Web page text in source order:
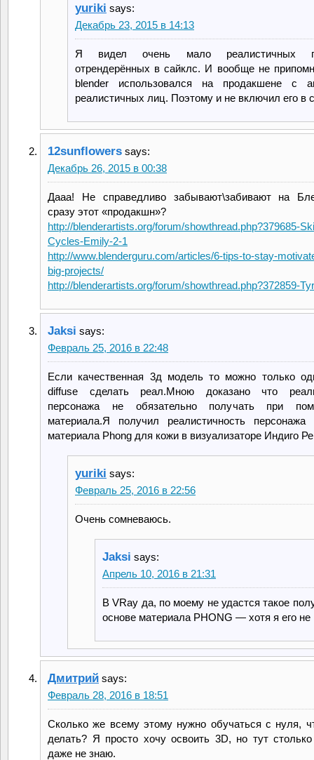
yuriki says:
Декабрь 23, 2015 в 14:13
Я видел очень мало реалистичных
отрендерённых в сайклс. И вообще не
blender использовался на продакшене с
реалистичных лиц. Поэтому и не включил его в
12sunflowers says:
Декабрь 26, 2015 в 00:38
Дааа! Не справедливо забывают\забивают на
сразу этот «продакшн»?
http://blenderartists.org/forum/showthread.php?379685-
Cycles-Emily-2-1
http://www.blenderguru.com/articles/6-tips-to-stay-
big-projects/
http://blenderartists.org/forum/showthread.php?372859-
Jaksi says:
Февраль 25, 2016 в 22:48
Если качественная 3д модель то можно только
diffuse сделать реал.Мною доказано что
персонажа не обязательно получать при
материала.Я получил реалистичность
материала Phong для кожи в визуализаторе Индиго
yuriki says:
Февраль 25, 2016 в 22:56
Очень сомневаюсь.
Jaksi says:
Апрель 10, 2016 в 21:31
В VRay да, по моему не удастся такое
основе материала PHONG — хотя я его
Дмитрий says:
Февраль 28, 2016 в 18:51
Сколько же всему этому нужно обучаться с нуля,
делать? Я просто хочу освоить 3D, но тут столько
даже не знаю.